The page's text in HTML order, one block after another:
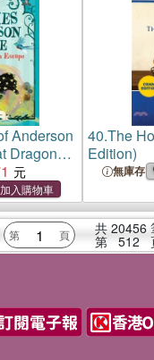
Anderson
Dragon
40.The
Edition)
無庫存
共 20456
第 512